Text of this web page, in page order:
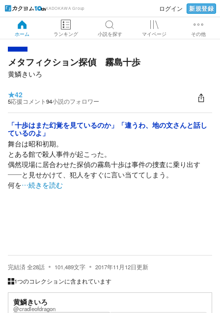
KADOKAWA Group ログイン 新規登録
ホーム ランキング 小説を探す マイページ その他
メタフィクション探偵 霧島十歩
黄鱗きいろ
★42
5応援コメント94小説のフォロワー
「十歩はまた幻覚を見ているのか」「違うわ、地の文さんと話し
ているのよ」
舞台は昭和初期。
とある館で殺人事件が起こった。
偶然現場に居合わせた探偵の霧島十歩は事件の捜査に乗り出す
――と見せかけて、犯人をすぐに言い当ててしまう。
何を…続きを読む
完結済全28話 101,489文字 2017年11月12日更新
1つのコレクションに含まれています
黄鱗きいろ
@cradleofdragon